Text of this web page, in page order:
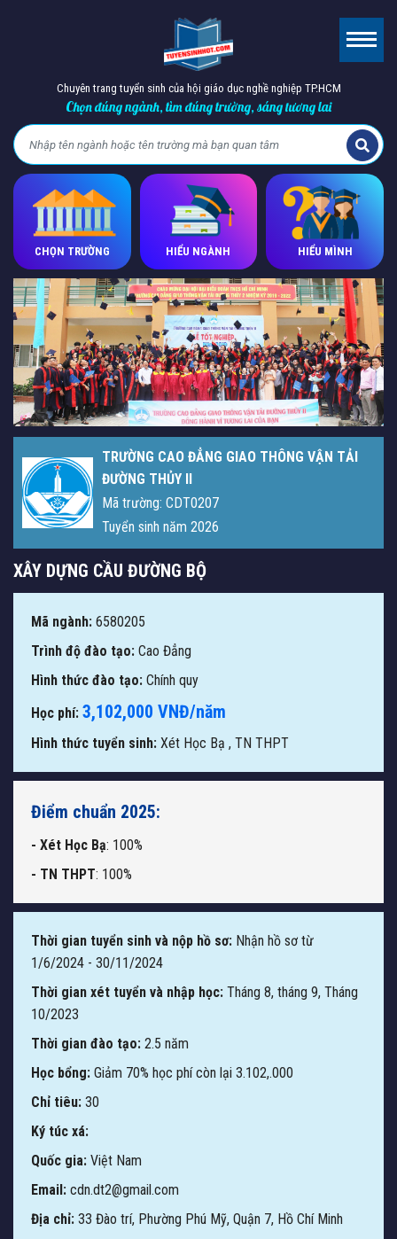
Chuyên trang tuyển sinh của hội giáo dục nghề nghiệp TP.HCM
Chọn đúng ngành, tìm đúng trường, sáng tương lai
HIỂU MÌNH
HIỂU NGÀNH
CHỌN TRƯỜNG
TRƯỜNG CAO ĐẲNG GIAO THÔNG VẬN TẢI
ĐƯỜNG THỦY II
Mã trường: CDT0207
Tuyển sinh năm 2026
XÂY DỰNG CẦU ĐƯỜNG BỘ
Mã ngành: 6580205
Trình độ đào tạo: Cao Đẳng
Hình thức đào tạo: Chính quy
Học phí: 3,102,000 VNĐ/năm
Hình thức tuyển sinh: Xét Học Bạ , TN THPT
Điểm chuẩn 2025:
- Xét Học Bạ: 100%
- TN THPT: 100%
Thời gian tuyển sinh và nộp hồ sơ: Nhận hồ sơ từ
1/6/2024 - 30/11/2024
Thời gian xét tuyển và nhập học: Tháng 8, tháng 9, Tháng
10/2023
Thời gian đào tạo: 2.5 năm
Học bổng: Giảm 70% học phí còn lại 3.102,.000
Chỉ tiêu: 30
Ký túc xá:
Quốc gia: Việt Nam
Email: cdn.dt2@gmail.com
Địa chỉ: 33 Đào trí, Phường Phú Mỹ, Quận 7, Hồ Chí Minh